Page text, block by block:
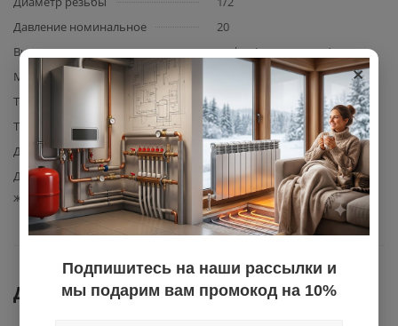
Давление номинальное
20
Вид элемента
муфта (соединитель)
Материал изготовления
полипропилен
Тип фитинга
комбинированный
Тип резьбы
вн.
Диаметр
20
Допустимая температура
жидкости
95
Документы
×
Подпишитесь на наши рассылки и
мы подарим вам промокод на 10%